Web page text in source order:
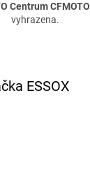
Centrum CFMOTO
vyhrazena.
ESSOX